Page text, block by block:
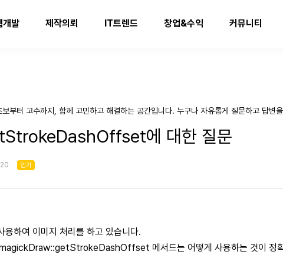
개발 제작의뢰 IT트렌드 창업&수익 커뮤니티
보부터 고수까지, 함께 고민하고 해결하는 공간입니다. 누구나 자유롭게 질문하고 답변
에 대한 질문
인기
하여 이미지 처리를 하고 있습니다.
메서드는 어떻게 사용하는 것이 정